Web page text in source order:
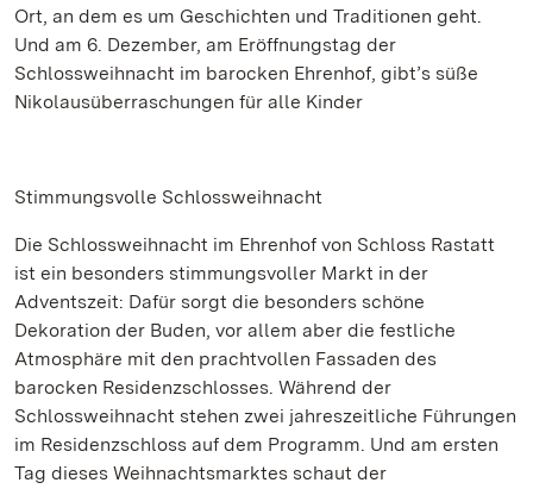
Ort, an dem es um Geschichten und Traditionen geht.
Und am 6. Dezember, am Eröffnungstag der
Schlossweihnacht im barocken Ehrenhof, gibt’s süße
Nikolausüberraschungen für alle Kinder
Stimmungsvolle Schlossweihnacht
Die Schlossweihnacht im Ehrenhof von Schloss Rastatt
ist ein besonders stimmungsvoller Markt in der
Adventszeit: Dafür sorgt die besonders schöne
Dekoration der Buden, vor allem aber die festliche
Atmosphäre mit den prachtvollen Fassaden des
barocken Residenzschlosses. Während der
Schlossweihnacht stehen zwei jahreszeitliche Führungen
im Residenzschloss auf dem Programm. Und am ersten
Tag dieses Weihnachtsmarktes schaut der